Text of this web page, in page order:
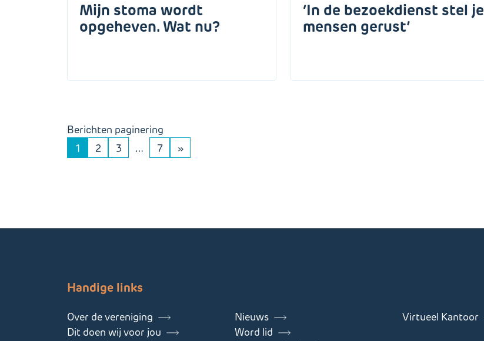
Mijn stoma wordt
opgeheven. Wat nu?
‘In de bezoekdienst stel je
mensen gerust’
Berichten paginering
1
2 3 … 7 »
Handige links
Over de vereniging
Dit doen wij voor jou
Nieuws
Word lid
Virtueel Kantoor